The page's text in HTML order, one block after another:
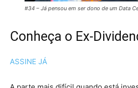
#34 – Já pensou em ser dono de um Data
Conheça o Ex-
ASSINE JÁ